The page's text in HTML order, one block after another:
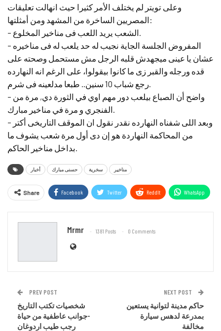
وعلى تويتر لم يختلف الأمر كثيرا حيث انهالت تعليقات
المصريين الساخرة من المشهد ومن أمثلتها:
– الشعب يريد اللعب فى مناخير المخلوع.
– المفروض الجلسة الجاية نجيب له حد يلعب له فى مناخيره
عشان يا عينى ميجهدش قلبه الرجل مش مستحمل وصحته على
قده ورجله والقبر زى ما كانوا بيقولوا، على الرغم انه النهارده
رجع شباب 10 سنين.. طبعا مدلعينه فى شرم.
– واضح أن ﺍﻟﺼﺒﺎﻉ ﺑﻴﻠﻌﺐ ﺩﻭﺭ ﻣﻬﻢ ﺍﻭﻱ ﻓﻲ ﺍﻟﺜﻮﺭﺓ ﺩﻱ, ﻣﺮﺓ ﻣﻦ
ﺍﻟﻔﻨﺠﺮﻱ ﻭ ﻣﺮﺓ ﻓﻲ ﻣﻨﺎﺧﻴﺮ ﻣﺒﺎﺭﻙ.
– وبعد اللى شفناه النهارده نقدر نقول ان الموقف التاريخى أكتر
من المحاكمة النهاردة هو إن دى أول مرة شعب يشوف ما
بداخل مناخير الحاكم.
أخبار حسنى مبارك سخرية مناخير
Share Facebook Twitter ReddIt WhatsApp
Mrmr 1381 Posts 0 Comments
PREV POST
شخصيات تكتب التاريخ
-جوانب عاطفية من حياة
رجب طيب اردوغان
NEXT POST
حاكم مدينة لتوانية يستعين
بمدرعة لدهس سيارة
مخالفة